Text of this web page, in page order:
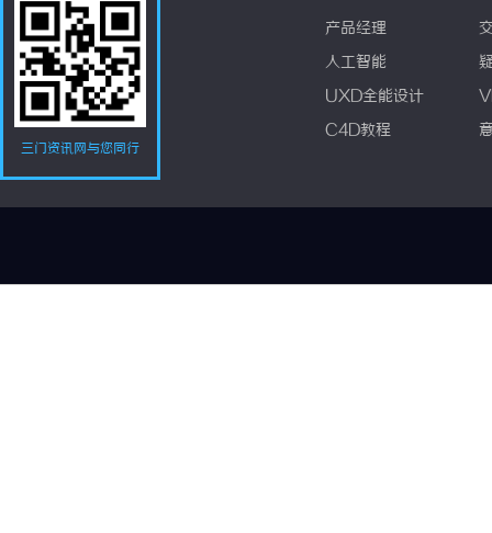
三门资讯网与您同行
产品经理
人工智能
UXD全能设计
C4D教程